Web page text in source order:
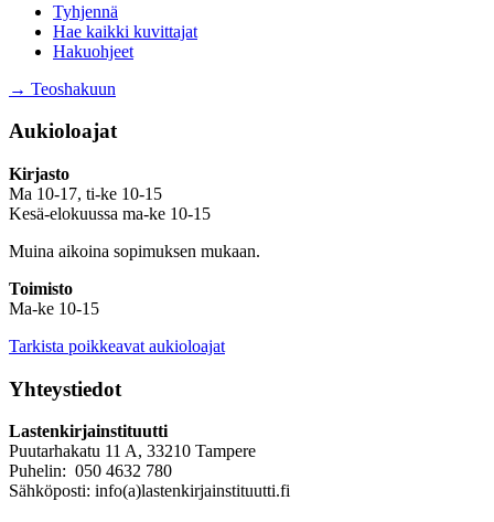
Tyhjennä
Hae kaikki kuvittajat
Hakuohjeet
→ Teoshakuun
Aukioloajat
Kirjasto
Ma 10-17, ti-ke 10-15
Kesä-elokuussa ma-ke 10-15
Muina aikoina sopimuksen mukaan.
Toimisto
Ma-ke 10-15
Tarkista poikkeavat aukioloajat
Yhteystiedot
Lastenkirjainstituutti
Puutarhakatu 11 A, 33210 Tampere
Puhelin: 050 4632 780
Sähköposti: info(a)lastenkirjainstituutti.fi